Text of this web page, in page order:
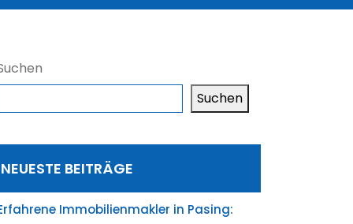
Suchen
NEUESTE BEITRÄGE
Immobilienmakler in Pasing: